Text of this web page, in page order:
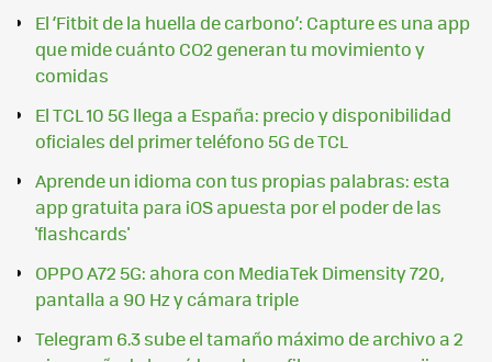
El ‘Fitbit de la huella de carbono’: Capture es una app
que mide cuánto CO2 generan tu movimiento y
comidas
El TCL 10 5G llega a España: precio y disponibilidad
oficiales del primer teléfono 5G de TCL
Aprende un idioma con tus propias palabras: esta
app gratuita para iOS apuesta por el poder de las
'flashcards'
OPPO A72 5G: ahora con MediaTek Dimensity 720,
pantalla a 90 Hz y cámara triple
Telegram 6.3 sube el tamaño máximo de archivo a 2